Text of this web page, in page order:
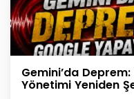
Gemini’da
Yönetimi Yeniden